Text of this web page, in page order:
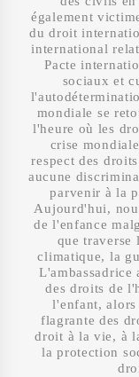
également
du droit
international
Pacte
sociaux et
mondiale se
l'heure où les
crise
respect des
aucune
parvenir à la
Aujourd'hui,
de l'enfance
que traverse
climatique, la
L'ambassadrice
des droits de
l'enfant,
flagrante des
droit à la vie, à
la protection